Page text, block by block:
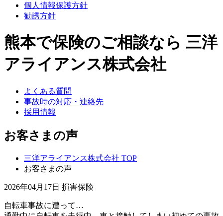
個人情報保護方針
勧誘方針
熊本で保険のご相談なら 三洋
アライアンス株式会社
よくある質問
事故時の対応・連絡先
採用情報
お客さまの声
三洋アライアンス株式会社 TOP
お客さまの声
2026年04月17日 損害保険
自転車事故に遭って…